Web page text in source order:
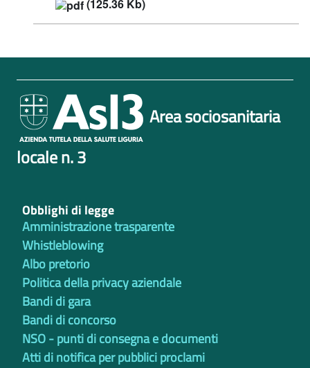
(125.36 Kb)
Area sociosanitaria
locale n. 3
Obblighi di legge
Amministrazione trasparente
Whistleblowing
Albo pretorio
Politica della privacy aziendale
Bandi di gara
Bandi di concorso
NSO - punti di consegna e documenti
Atti di notifica per pubblici proclami